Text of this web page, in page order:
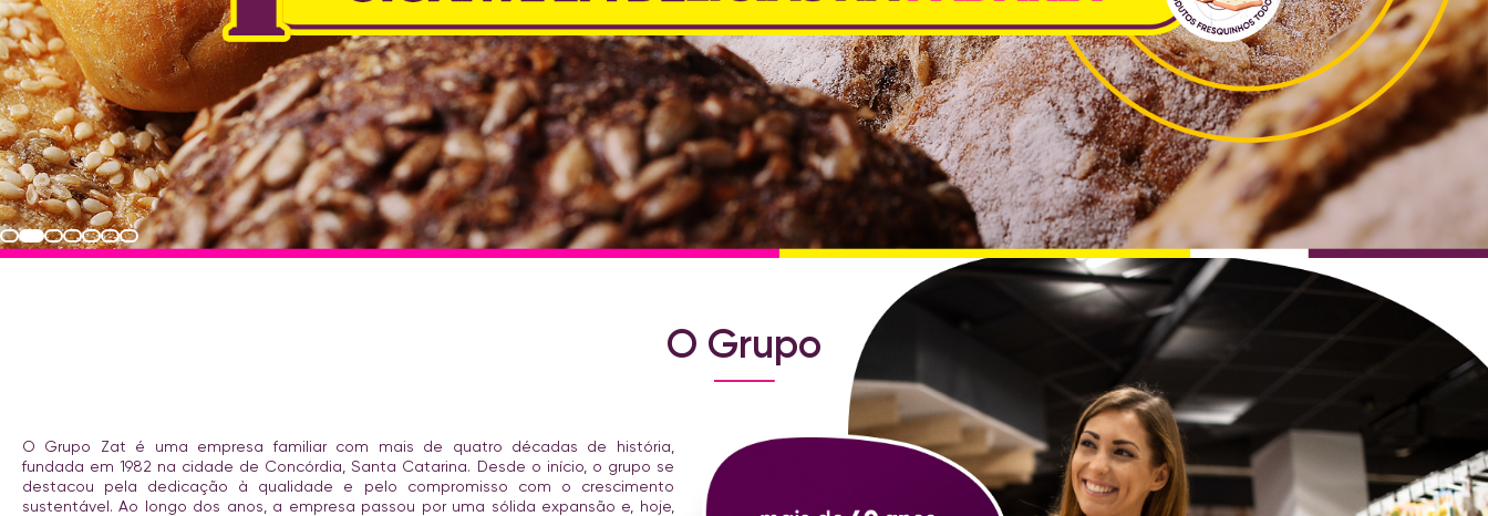
O Grupo
O Grupo Zat é uma empresa familiar com mais de quatro décadas de história,
fundada em 1982 na cidade de Concórdia, Santa Catarina. Desde o início, o grupo se
destacou pela dedicação à qualidade e pelo compromisso com o crescimento
sustentável. Ao longo dos anos, a empresa passou por uma sólida expansão e, hoje,